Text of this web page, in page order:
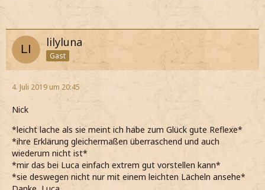
lilyluna
Gast
4. Juli 2019 um 20:45
Nick
*leicht lache als sie meint ich habe zum Glück gute Reflexe*
*ihre Erklärung gleichermaßen überraschend und auch
wiederum nicht ist*
*mir das bei Luca einfach extrem gut vorstellen kann*
*sie deswegen nicht nur mit einem leichten Lächeln ansehe*